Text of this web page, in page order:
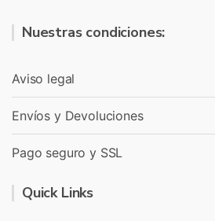
Nuestras condiciones:
Aviso legal
Envíos y Devoluciones
Pago seguro y SSL
Quick Links